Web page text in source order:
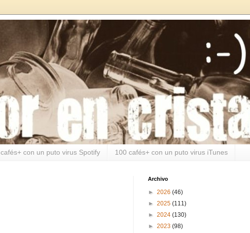
con un puto virus Spotify 100 cafés+ con un puto virus iTunes
Archivo
► 2026 (46)
► 2025 (111)
► 2024 (130)
► 2023 (98)